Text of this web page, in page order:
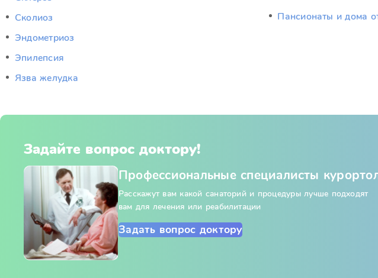
Сколиоз
Эндометриоз
Эпилепсия
Язва желудка
Пансионаты и дома
Задайте вопрос доктору!
Профессиональные специалисты
Расскажут вам какой санаторий и процедуры лучше подходят
вам для лечения или реабилитации
Задать вопрос доктору